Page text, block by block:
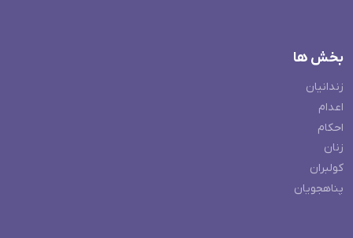
بخش ها
زندانیان
اعدام
احکام
زنان
کولبران
پناهجویان